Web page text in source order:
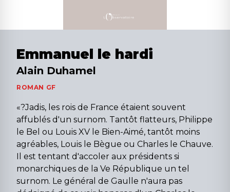
Emmanuel le hardi
Alain Duhamel
ROMAN GF
«?Jadis, les rois de France étaient souvent
affublés d'un surnom. Tantôt flatteurs, Philippe
le Bel ou Louis XV le Bien-Aimé, tantôt moins
agréables, Louis le Bègue ou Charles le Chauve.
Il est tentant d'accoler aux présidents si
monarchiques de la Ve République un tel
surnom. Le général de Gaulle n'aura pas